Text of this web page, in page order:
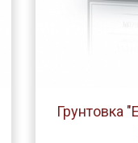
Грунтовка